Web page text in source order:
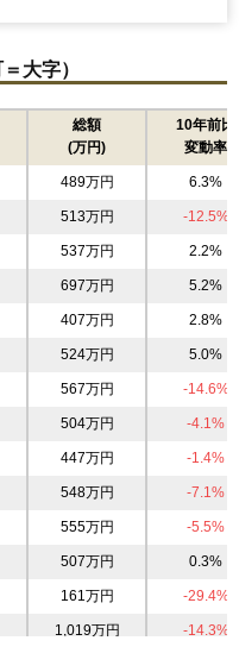
大字）
総額
(万円)
10年前比
変動率
489万円 6.3%
513万円 -12.5%
537万円 2.2%
697万円 5.2%
407万円 2.8%
524万円 5.0%
567万円 -14.6%
504万円 -4.1%
447万円 -1.4%
548万円 -7.1%
555万円 -5.5%
507万円 0.3%
161万円 -29.4%
1,019万円 -14.3%